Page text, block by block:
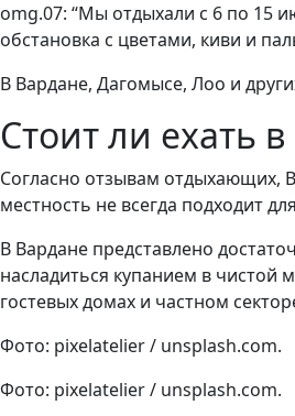
omg.07: “Мы отдыхали с 6 по 15
обстановка с цветами, киви и
В Вардане, Дагомысе, Лоо и
Стоит ли ехать
Согласно отзывам отдыхающих,
местность не всегда подходит
В Вардане представлено
насладиться купанием в чистой
гостевых домах и частном
Фото: pixelatelier / unsplash.com.
Фото: pixelatelier / unsplash.com.